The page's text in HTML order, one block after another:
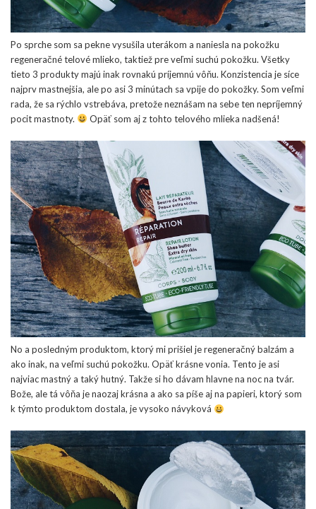
Po sprche som sa pekne vysušila uterákom a naniesla na pokožku
regeneračné telové mlieko, taktiež pre veľmi suchú pokožku. Všetky
tieto 3 produkty majú inak rovnakú príjemnú vôňu. Konzistencia je síce
najprv mastnejšia, ale po asi 3 minútach sa vpije do pokožky. Som veľmi
rada, že sa rýchlo vstrebáva, pretože neznášam na sebe ten nepríjemný
pocit mastnoty.
Opäť som aj z tohto telového mlieka nadšená!
No a posledným produktom, ktorý mi prišiel je regeneračný balzám a
ako inak, na veľmi suchú pokožku. Opäť krásne vonia. Tento je asi
najviac mastný a taký hutný. Takže si ho dávam hlavne na noc na tvár.
Bože, ale tá vôňa je naozaj krásna a ako sa píše aj na papieri, ktorý som
k týmto produktom dostala, je vysoko návyková